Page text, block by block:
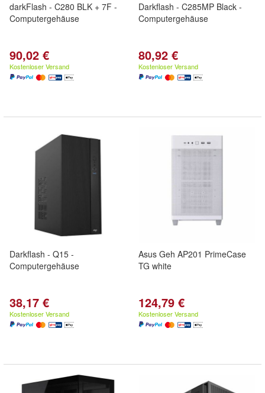
darkFlash - C280 BLK + 7F -
Computergehäuse
90,02 €
Kostenloser Versand
Darkflash - C285MP Black -
Computergehäuse
80,92 €
Kostenloser Versand
Darkflash - Q15 -
Computergehäuse
38,17 €
Kostenloser Versand
Asus Geh AP201 PrimeCase
TG white
124,79 €
Kostenloser Versand